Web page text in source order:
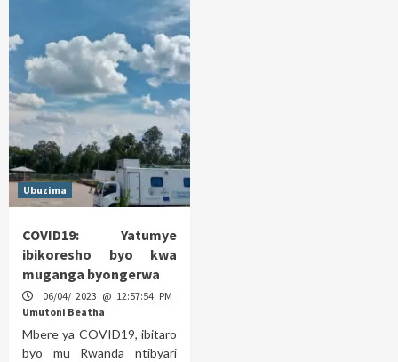
Ubuzima
COVID19: Yatumye
ibikoresho byo kwa
muganga byongerwa
06/04/ 2023 @ 12:57:54 PM
Umutoni Beatha
Mbere ya COVID19, ibitaro
byo mu Rwanda ntibyari